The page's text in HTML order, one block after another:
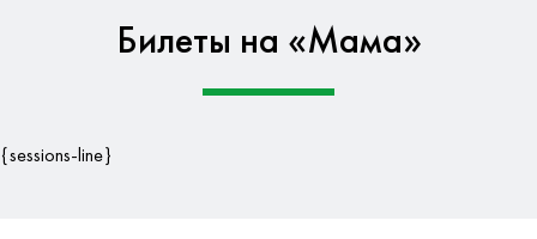
Гарантия безопасности данных
Билеты на «Мама»
{sessions-line}